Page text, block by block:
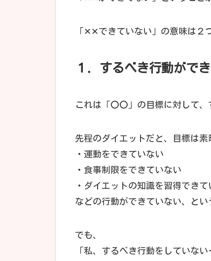
「✕✕できていない」の意味は２
１．するべき行動がで
これは「〇〇」の目標に対して
先程のダイエットだと、目標は素
・運動をできていない
・食事制限をできていない
・ダイエットの知識を習得できて
などの行動ができていない、とい
でも、
「私、するべき行動をしていな